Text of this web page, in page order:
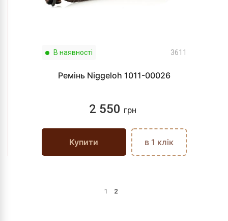
В наявності 3611
Ремінь Niggeloh 1011-00026
2 550 грн
Купити в 1 клік
1 2